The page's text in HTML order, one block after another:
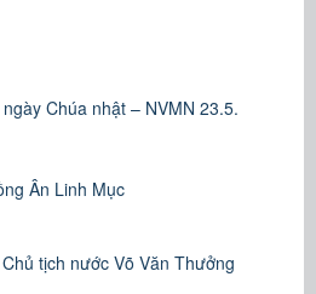
Chúa nhật – NVMN 23.5.
Ân Linh Mục
tịch nước Võ Văn Thưởng